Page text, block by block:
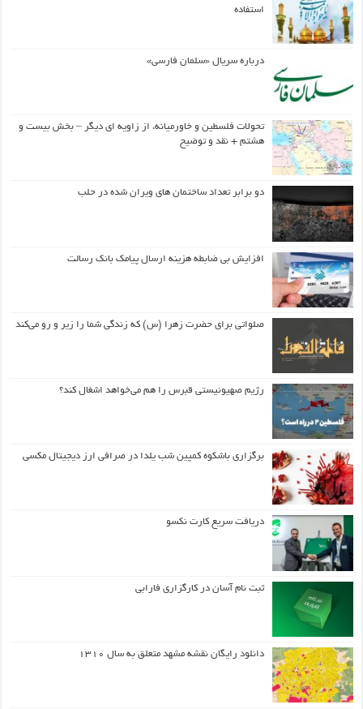
استفاده
درباره سریال «سلمان فارسی»
تحولات فلسطین و خاورمیانه، از زاویه ای دیگر – بخش بیست و
هشتم + نقد و توضیح
دو برابر تعداد ساختمان های ویران شده در حلب
افزایش بی ضابطه هزینه ارسال پیامک بانک رسالت
صلواتی برای حضرت زهرا (س) که زندگی شما را زیر و رو می‌کند
رژیم صهیونیستی قبرس را هم می‌خواهد اشغال کند؟
برگزاری باشکوه کمپین شب یلدا در صرافی ارز دیجیتال مکسی
دریافت سریع کارت نکسو
ثبت نام آسان در کارگزاری فارابی
دانلود رایگان نقشه مشهد متعلق به سال ۱۳۱۰